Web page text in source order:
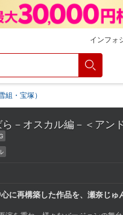
インフォ
・宝塚）
ら－オスカル編－＜
に再構築した作品を、瀬奈じゅ